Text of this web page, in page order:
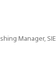
Manager, SIE